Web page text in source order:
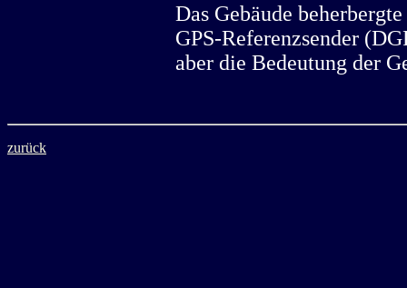
Das Gebäude
GPS-Referenzsender
aber die Bedeutung der
zurück